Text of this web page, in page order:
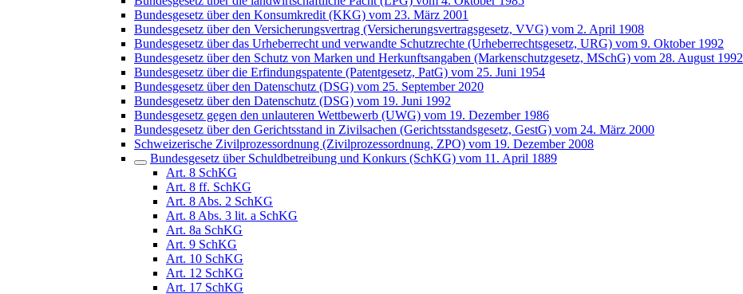
Bundesgesetz über den Konsumkredit (KKG) vom 23. März 2001
Bundesgesetz über den Versicherungsvertrag (Versicherungsvertragsgesetz, VVG) vom 2. April 1908
Bundesgesetz über das Urheberrecht und verwandte Schutzrechte (Urheberrechtsgesetz, URG) vom 9. Oktober 1992
Bundesgesetz über den Schutz von Marken und Herkunftsangaben (Markenschutzgesetz, MSchG) vom 28. August 1992
Bundesgesetz über die Erfindungspatente (Patentgesetz, PatG) vom 25. Juni 1954
Bundesgesetz über den Datenschutz (DSG) vom 25. September 2020
Bundesgesetz über den Datenschutz (DSG) vom 19. Juni 1992
Bundesgesetz gegen den unlauteren Wettbewerb (UWG) vom 19. Dezember 1986
Bundesgesetz über den Gerichtsstand in Zivilsachen (Gerichtsstandsgesetz, GestG) vom 24. März 2000
Schweizerische Zivilprozessordnung (Zivilprozessordnung, ZPO) vom 19. Dezember 2008
Bundesgesetz über Schuldbetreibung und Konkurs (SchKG) vom 11. April 1889
Art. 8 SchKG
Art. 8 ff. SchKG
Art. 8 Abs. 2 SchKG
Art. 8 Abs. 3 lit. a SchKG
Art. 8a SchKG
Art. 9 SchKG
Art. 10 SchKG
Art. 12 SchKG
Art. 17 SchKG